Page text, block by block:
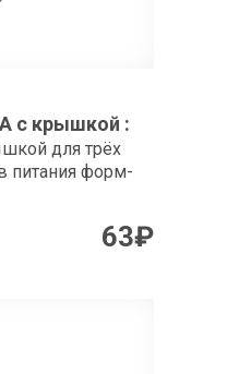
с крышкой :
для трёх
питания форм-
63₽